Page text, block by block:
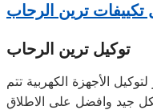
تكييفات ترين الرحاب
توكيل ترين الرحاب
الأجهزة الكهربية تتم
جيد وافضل على الاطلاق